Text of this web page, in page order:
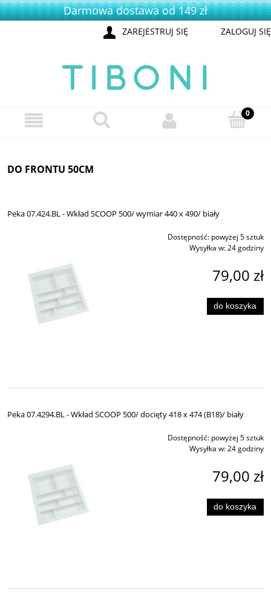
Darmowa dostawa od 149 zł
ZAREJESTRUJ SIĘ ZALOGUJ SIĘ
DO FRONTU 50CM
Peka 07.424.BL - Wkład SCOOP 500/ wymiar 440 x 490/ biały
Dostępność: powyżej 5 sztuk
Wysyłka w:24 godziny
79,00 zł
do koszyka
Peka 07.4294.BL - Wkład SCOOP 500/ docięty 418 x 474 (B18)/ biały
Dostępność: powyżej 5 sztuk
Wysyłka w:24 godziny
79,00 zł
do koszyka